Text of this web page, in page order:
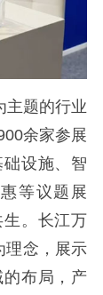
题的行业
余家参展
设施、智
等议题展
。长江万
理念，展示
布局，产